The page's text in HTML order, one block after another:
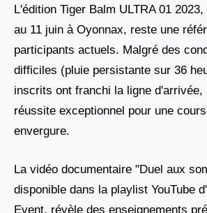
L'édition Tiger Balm ULTRA 01
au 11 juin à Oyonnax, reste une
participants actuels. Malgré des
difficiles (pluie persistante sur 36
inscrits ont franchi la ligne d'arrivée,
réussite exceptionnel pour une
envergure.
La vidéo documentaire "Duel aux
disponible dans la playlist YouTube
Event, révèle des enseignements